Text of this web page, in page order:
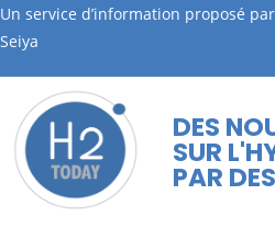
Un service d’information proposé par
Seiya
DES
SUR
PAR